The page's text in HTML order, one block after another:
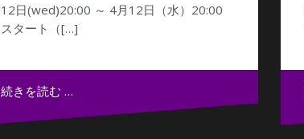
12日(wed)20:00 ～ 4月12日（水）20:00
スタート（[…]
続きを読む …